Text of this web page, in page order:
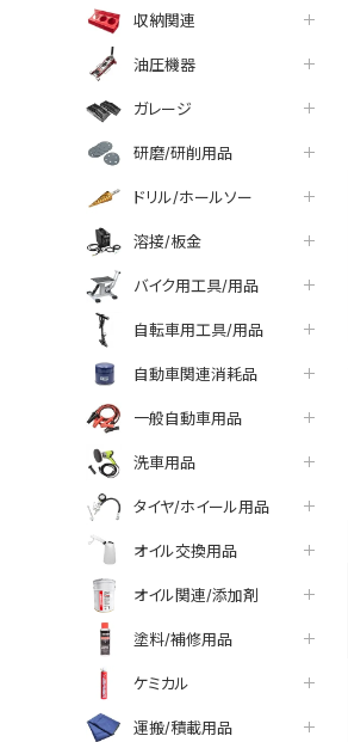
収納関連
油圧機器
ガレージ
研磨/研削用品
ドリル/ホールソー
溶接/板金
バイク用工具/用品
自転車用工具/用品
自動車関連消耗品
一般自動車用品
洗車用品
タイヤ/ホイール用品
オイル交換用品
オイル関連/添加剤
塗料/補修用品
ケミカル
運搬/積載用品